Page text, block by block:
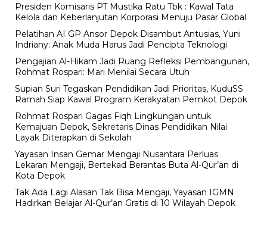
Presiden Komisaris PT Mustika Ratu Tbk : Kawal Tata
Kelola dan Keberlanjutan Korporasi Menuju Pasar Global
Pelatihan AI GP Ansor Depok Disambut Antusias, Yuni
Indriany: Anak Muda Harus Jadi Pencipta Teknologi
Pengajian Al-Hikam Jadi Ruang Refleksi Pembangunan,
Rohmat Rospari: Mari Menilai Secara Utuh
Supian Suri Tegaskan Pendidikan Jadi Prioritas, KuduSS
Ramah Siap Kawal Program Kerakyatan Pemkot Depok
Rohmat Rospari Gagas Fiqh Lingkungan untuk
Kemajuan Depok, Sekretaris Dinas Pendidikan Nilai
Layak Diterapkan di Sekolah
Yayasan Insan Gemar Mengaji Nusantara Perluas
Lekaran Mengaji, Bertekad Berantas Buta Al-Qur’an di
Kota Depok
Tak Ada Lagi Alasan Tak Bisa Mengaji, Yayasan IGMN
Hadirkan Belajar Al-Qur’an Gratis di 10 Wilayah Depok